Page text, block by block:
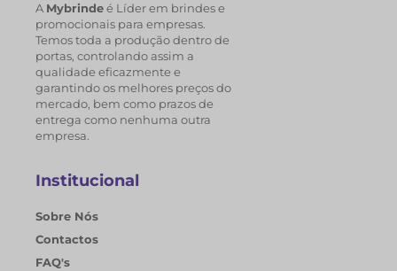
A Mybrindeé Líder em brindes e
promocionais para empresas.
Temos toda a produção dentro de
portas, controlando assim a
qualidade eficazmente e
garantindo os melhores preços do
mercado, bem como prazos de
entrega como nenhuma outra
empresa.
Institucional
Sobre Nós
Contactos
FAQ's